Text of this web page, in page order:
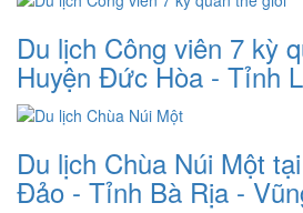
Du lịch Công viên 7 kỳ
Huyện Đức Hòa - Tỉnh
Du lịch Chùa Núi Một
Đảo - Tỉnh Bà Rịa -